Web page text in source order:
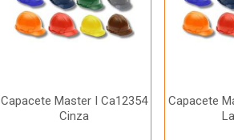
Capacete Master I Ca12354
Cinza
Capacete